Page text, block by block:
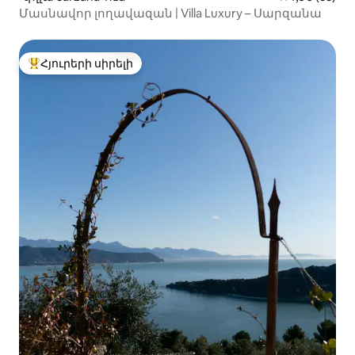
Մասնավոր լողավազան | Villa Luxury – Սարզանա
Հյուրերի սիրելի լավագույն տները
Հյուրերի սիրելի